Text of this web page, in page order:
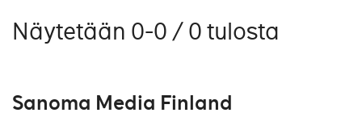
Näytetään 0-0 / 0 tulosta
Sanoma Media Finland